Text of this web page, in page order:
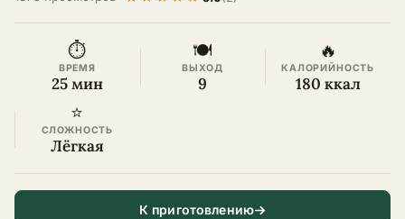
⏱
ВРЕМЯ
25 мин
🍽
ВЫХОД
9
🔥
КАЛОРИЙНОСТЬ
180 ккал
⭐
СЛОЖНОСТЬ
Лёгкая
К приготовлению